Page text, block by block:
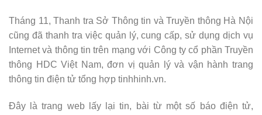
Tháng 11, Thanh tra Sở Thông tin và Truyền thông Hà Nội
cũng đã thanh tra việc quản lý, cung cấp, sử dụng dịch vụ
Internet và thông tin trên mạng với Công ty cổ phần Truyền
thông HDC Việt Nam, đơn vị quản lý và vận hành trang
thông tin điện tử tổng hợp tinhhinh.vn.
Đây là trang web lấy lại tin, bài từ một số báo điện tử,